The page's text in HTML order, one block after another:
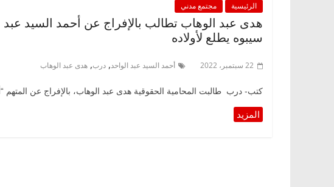
الرئيسية مجتمع مدني
هدى عبد الوهاب تطالب بالإفراج عن أحمد السيد
سيبوه يطلع لأولاده
22 سبتمبر، 2022 أحمد السيد عبد الواحد, درب, هدى عبد الوهاب
كتب- درب طالبت المحامية الحقوقية هدى عبد الوهاب، بالإفراج عن المتهم